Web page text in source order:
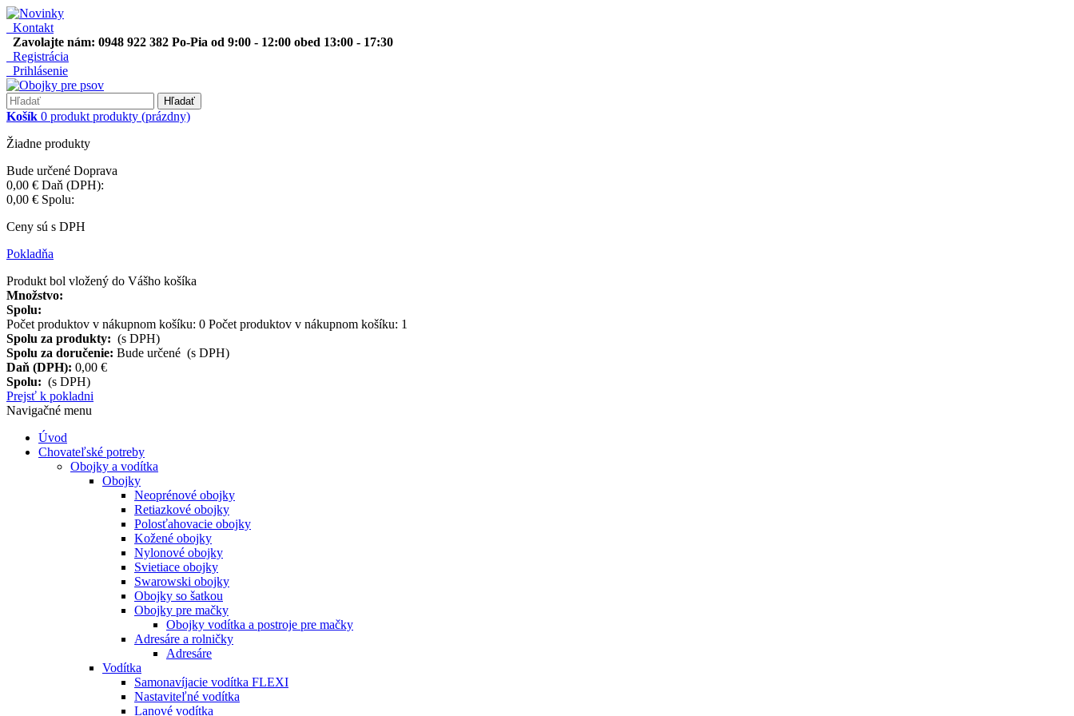
Kontakt
Zavolajte nám: 0948 922 382 Po-Pia od 9:00 - 12:00 obed 13:00 - 17:30
Registrácia
Prihlásenie
Hľadať
Košík 0 produkt produkty (prázdny)
Žiadne produkty
Bude určené Doprava
0,00 € Daň (DPH):
0,00 € Spolu:
Ceny sú s DPH
Pokladňa
Produkt bol vložený do Vášho košíka
Množstvo:
Spolu:
Počet produktov v nákupnom košíku: 0 Počet produktov v nákupnom košíku: 1
Spolu za produkty: (s DPH)
Spolu za doručenie: Bude určené (s DPH)
Daň (DPH): 0,00 €
Spolu: (s DPH)
Prejsť k pokladni
Navigačné menu
Úvod
Chovateľské potreby
Obojky a vodítka
Obojky
Neoprénové obojky
Retiazkové obojky
Polosťahovacie obojky
Kožené obojky
Nylonové obojky
Svietiace obojky
Swarowski obojky
Obojky so šatkou
Obojky pre mačky
Obojky vodítka a postroje pre mačky
Adresáre a rolničky
Adresáre
Vodítka
Samonavíjacie vodítka FLEXI
Nastaviteľné vodítka
Lanové vodítka